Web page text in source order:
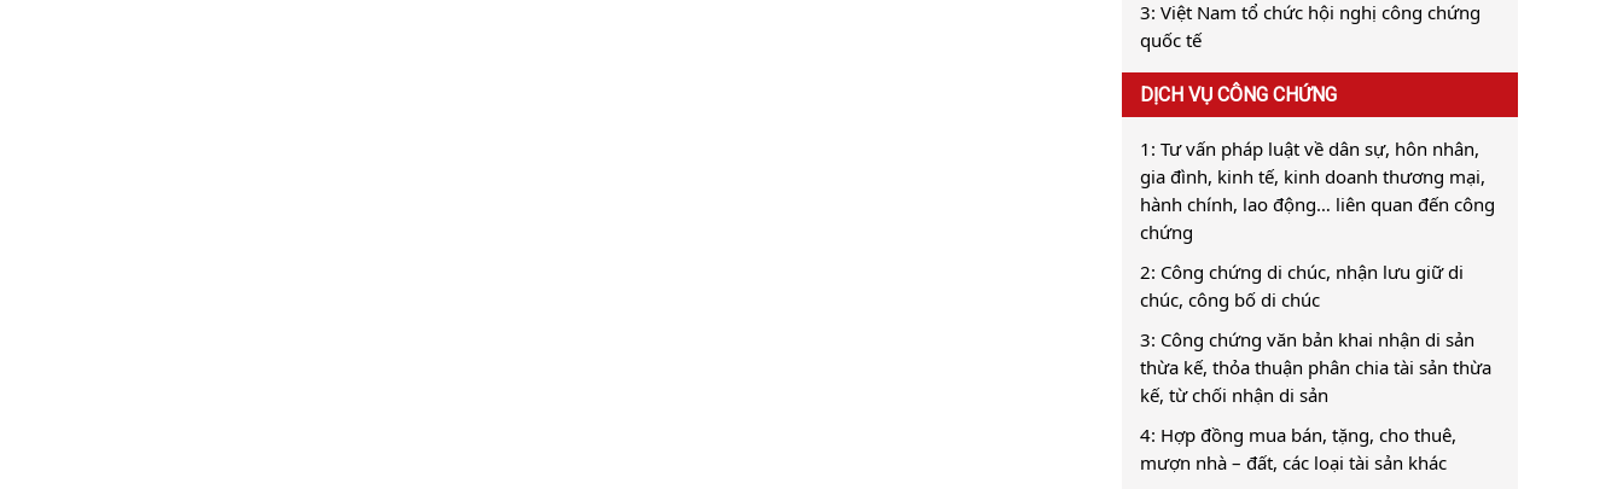
3: Việt Nam tổ chức hội nghị công chứng
quốc tế
DỊCH VỤ CÔNG CHỨNG
1: Tư vấn pháp luật về dân sự, hôn nhân,
gia đình, kinh tế, kinh doanh thương mại,
hành chính, lao động… liên quan đến công
chứng
2: Công chứng di chúc, nhận lưu giữ di
chúc, công bố di chúc
3: Công chứng văn bản khai nhận di sản
thừa kế, thỏa thuận phân chia tài sản thừa
kế, từ chối nhận di sản
4: Hợp đồng mua bán, tặng, cho thuê,
mượn nhà – đất, các loại tài sản khác